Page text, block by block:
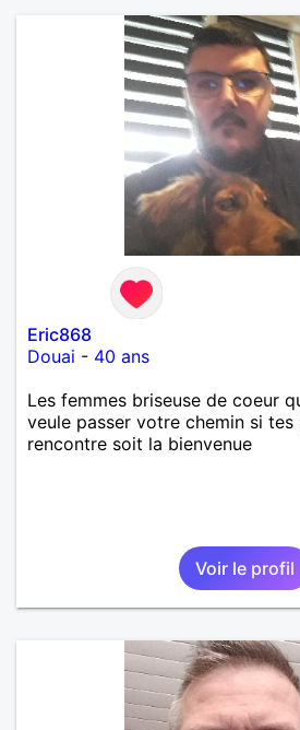
apprécies les conversations
et les personnes qui savent ce
n'hésite pas à venir discuter. Au
connaissance !
Eric868
Douai - 40 ans
Les femmes briseuse de coeur
veule passer votre chemin si
rencontre soit la bienvenue
Voir le profil